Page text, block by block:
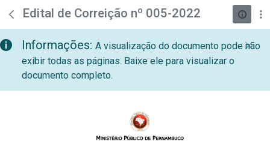
Pular para o Conteúdo principal
teste descricao
Edital de Correição nº 005-2022
Informações: A visualização do documento pode não
exibir todas as páginas. Baixe ele para visualizar o
documento completo.